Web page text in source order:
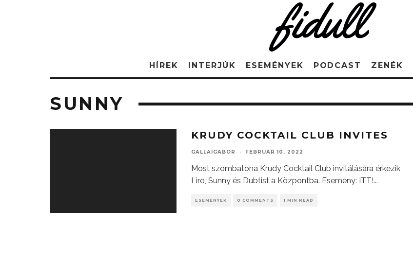
HÍREK INTERJÚK ESEMÉNYEK PODCAST ZENÉK
SUNNY
KRUDY COCKTAIL CLUB INVITES
GALLAIGABOR · FEBRUÁR 10, 2022
Most szombatona Krudy Cocktail Club invitálására érkezik
Liro, Sunny és Dubtist a Központba. Esemény: ITT!...
ESEMÉNYEK 0 COMMENTS 1 MIN READ